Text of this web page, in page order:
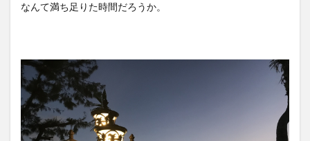
なんて満ち足りた時間だろうか。